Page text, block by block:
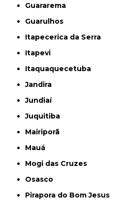
Guararema
Guarulhos
Itapecerica da Serra
Itapevi
Itaquaquecetuba
Jandira
Jundiaí
Juquitiba
Mairiporã
Mauá
Mogi das Cruzes
Osasco
Pirapora do Bom Jesus